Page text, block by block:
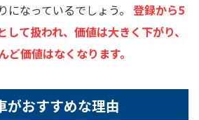
なっているでしょう。 登録から5
て扱われ、価値は大きく下がり、
価値はなくなります。
がおすすめな理由